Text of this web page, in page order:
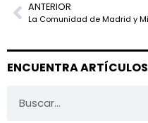
ANTERIOR
ENCUENTRA ARTÍCULOS